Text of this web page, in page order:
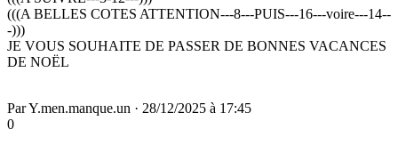
(((A BELLES COTES ATTENTION---8---PUIS---16---voire---14--
-)))
JE VOUS SOUHAITE DE PASSER DE BONNES VACANCES
DE NOËL
ParY.men.manque.un · 28/12/2025 à 17:45
0